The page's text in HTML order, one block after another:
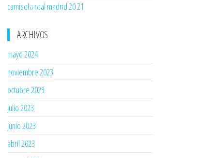
camiseta real madrid 20 21
ARCHIVOS
mayo 2024
noviembre 2023
octubre 2023
julio 2023
junio 2023
abril 2023